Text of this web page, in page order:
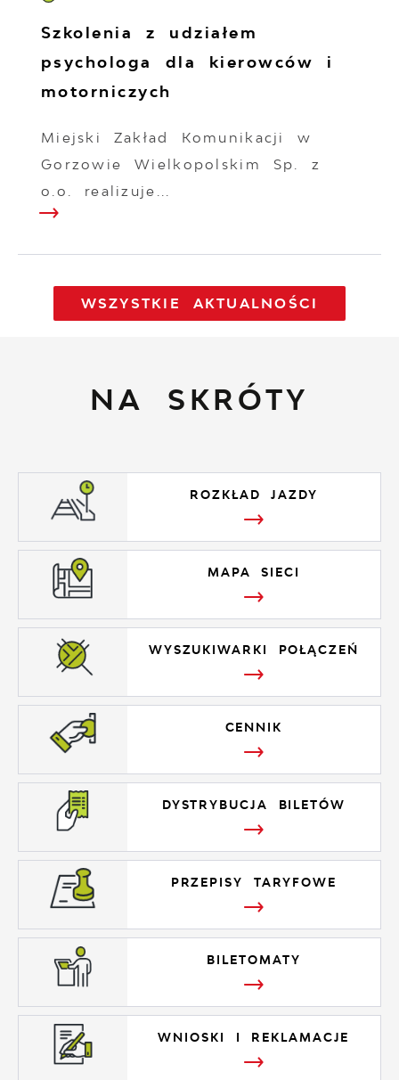
Szkolenia z udziałem
psychologa dla kierowców i
motorniczych
Miejski Zakład Komunikacji w
Gorzowie Wielkopolskim Sp. z
o.o. realizuje...
WSZYSTKIE AKTUALNOŚCI
NA SKRÓTY
ROZKŁAD JAZDY
MAPA SIECI
WYSZUKIWARKI POŁĄCZEŃ
CENNIK
DYSTRYBUCJA BILETÓW
PRZEPISY TARYFOWE
BILETOMATY
WNIOSKI I REKLAMACJE